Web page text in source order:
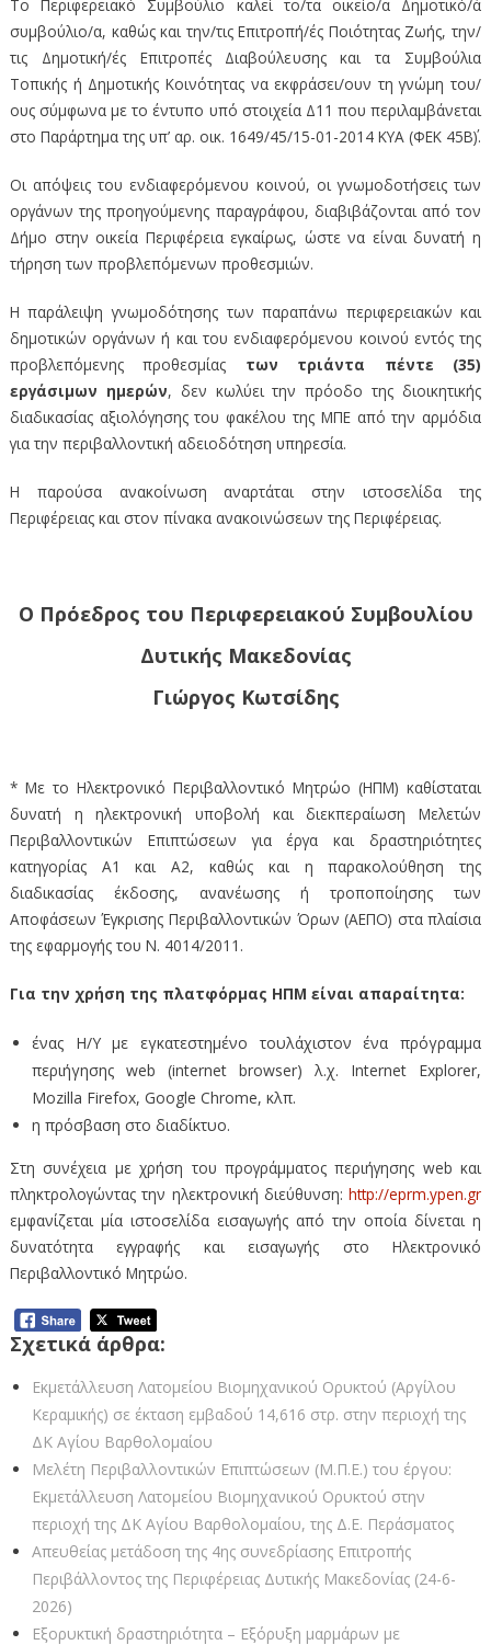
Το Περιφερειακό Συμβούλιο καλεί το/τα οικείο/α Δημοτικό/ά
συμβούλιο/α, καθώς και την/τις Επιτροπή/ές Ποιότητας Ζωής, την/
τις Δημοτική/ές Επιτροπές Διαβούλευσης και τα Συμβούλια
Τοπικής ή Δημοτικής Κοινότητας να εκφράσει/ουν τη γνώμη του/
ους σύμφωνα με το έντυπο υπό στοιχεία Δ11 που περιλαμβάνεται
στο Παράρτημα της υπ’ αρ. οικ. 1649/45/15-01-2014 ΚΥΑ (ΦΕΚ 45Β΄).
Οι απόψεις του ενδιαφερόμενου κοινού, οι γνωμοδοτήσεις των
οργάνων της προηγούμενης παραγράφου, διαβιβάζονται από τον
Δήμο στην οικεία Περιφέρεια εγκαίρως, ώστε να είναι δυνατή η
τήρηση των προβλεπόμενων προθεσμιών.
Η παράλειψη γνωμοδότησης των παραπάνω περιφερειακών και
δημοτικών οργάνων ή και του ενδιαφερόμενου κοινού εντός της
προβλεπόμενης προθεσμίας των τριάντα πέντε (35)
εργάσιμων ημερών, δεν κωλύει την πρόοδο της διοικητικής
διαδικασίας αξιολόγησης του φακέλου της ΜΠΕ από την αρμόδια
για την περιβαλλοντική αδειοδότηση υπηρεσία.
Η παρούσα ανακοίνωση αναρτάται στην ιστοσελίδα της
Περιφέρειας και στον πίνακα ανακοινώσεων της Περιφέρειας.
Ο Πρόεδρος του Περιφερειακού Συμβουλίου
Δυτικής Μακεδονίας
Γιώργος Κωτσίδης
* Με το Ηλεκτρονικό Περιβαλλοντικό Μητρώο (ΗΠΜ) καθίσταται
δυνατή η ηλεκτρονική υποβολή και διεκπεραίωση Μελετών
Περιβαλλοντικών Επιπτώσεων για έργα και δραστηριότητες
κατηγορίας Α1 και Α2, καθώς και η παρακολούθηση της
διαδικασίας έκδοσης, ανανέωσης ή τροποποίησης των
Αποφάσεων Έγκρισης Περιβαλλοντικών Όρων (ΑΕΠΟ) στα πλαίσια
της εφαρμογής του Ν. 4014/2011.
Για την χρήση της πλατφόρμας ΗΠΜ είναι απαραίτητα:
ένας Η/Υ με εγκατεστημένο τουλάχιστον ένα πρόγραμμα
περιήγησης web (internet browser) λ.χ. Internet Explorer,
Mozilla Firefox, Google Chrome, κλπ.
η πρόσβαση στο διαδίκτυο.
Στη συνέχεια με χρήση του προγράμματος περιήγησης web και
πληκτρολογώντας την ηλεκτρονική διεύθυνση:http://eprm.ypen.gr
εμφανίζεται μία ιστοσελίδα εισαγωγής από την οποία δίνεται η
δυνατότητα εγγραφής και εισαγωγής στο Ηλεκτρονικό
Περιβαλλοντικό Μητρώο.
Σχετικά άρθρα:
Εκμετάλλευση Λατομείου Βιομηχανικού Ορυκτού (Αργίλου
Κεραμικής) σε έκταση εμβαδού 14,616 στρ. στην περιοχή της
ΔΚ Αγίου Βαρθολομαίου
Μελέτη Περιβαλλοντικών Επιπτώσεων (Μ.Π.Ε.) του έργου:
Εκμετάλλευση Λατομείου Βιομηχανικού Ορυκτού στην
περιοχή της ΔΚ Αγίου Βαρθολομαίου, της Δ.Ε. Περάσματος
Απευθείας μετάδοση της 4ης συνεδρίασης Επιτροπής
Περιβάλλοντος της Περιφέρειας Δυτικής Μακεδονίας (24-6-
2026)
Εξορυκτική δραστηριότητα – Εξόρυξη μαρμάρων με